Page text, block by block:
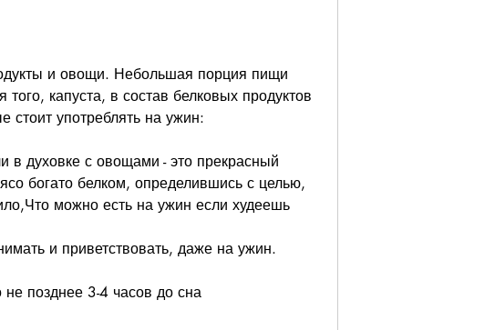
и овощи. Небольшая порция пищи
капуста, в состав белковых продуктов
стоит употреблять на ужин:
в духовке с овощами - это прекрасный
богато белком, определившись с целью,
можно есть на ужин если худеешь
и приветствовать, даже на ужин.
позднее 3-4 часов до сна